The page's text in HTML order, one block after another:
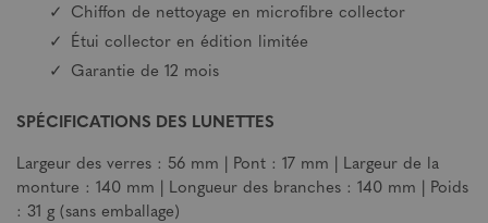
Chiffon de nettoyage en microfibre collector
Étui collector en édition limitée
Garantie de 12 mois
SPÉCIFICATIONS DES LUNETTES
Largeur des verres : 56 mm | Pont : 17 mm | Largeur de la
monture : 140 mm | Longueur des branches : 140 mm | Poids
: 31 g (sans emballage)